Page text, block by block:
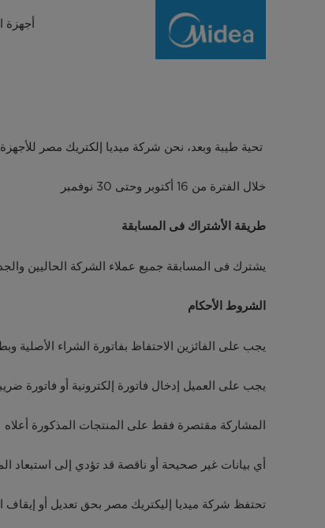
Competiton
أجهزة
تحية طيبة وبعد، نحن شركة ميديا إلكتريك مصر
خلال الفترة من 16 أكتوبر وحتى 30 نوفمبر
طريقة الأشتراك فى المسابقة
يشترك فى المسابقة جميع عملاء الشركة الحاليين
الشروط الأحكام
يجب على الفائزين الاحتفاظ بفاتورة الشراء
يجب على العميل إدخال فاتورة إلكترونية أو فاتورة
المشاركة مقتصرة فقط على المنتجات المذكورة أعلاه
أي بيانات غير صحيحة أو ناقصة قد تؤدي إلى استبعاد
تحتفظ شركة ميديا إليكتريك مصر بحق تعديل أو إيقاف